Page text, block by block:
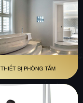
THIẾT BỊ PHÒNG TẮM